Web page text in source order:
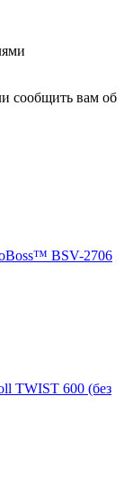
сообщить вам об
BSV-2706
TWIST 600 (без